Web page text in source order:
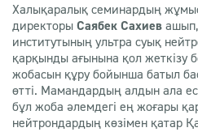
Халықаралық семинардың
директорыСаябек Сахиев
институтының ультра суық
қарқынды ағынына қол жеткізу
жобасын құру бойынша батыл
өтті. Мамандардың алдын ала
бұл жоба әлемдегі ең жоғары
нейтрондардың көзімен қатар